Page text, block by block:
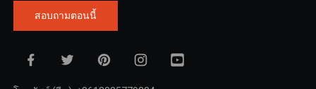
สอบถามตอนนี้